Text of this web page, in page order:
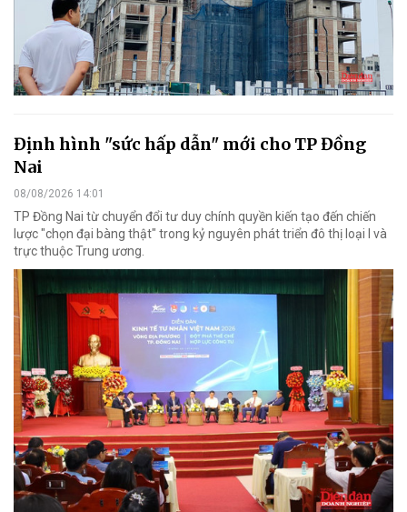
Định hình "sức hấp dẫn" mới cho TP Đồng
Nai
08/08/2026 14:01
TP Đồng Nai từ chuyển đổi tư duy chính quyền kiến tạo đến chiến
lược "chọn đại bàng thật" trong kỷ nguyên phát triển đô thị loại I và
trực thuộc Trung ương.